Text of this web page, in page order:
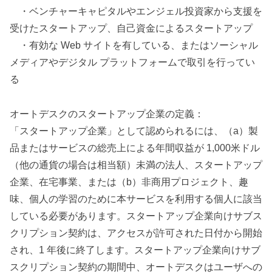
・ベンチャーキャピタルやエンジェル投資家から支援を
受けたスタートアップ、自己資金によるスタートアップ
・有効な Web サイトを有している、またはソーシャル
メディアやデジタル プラットフォームで取引を行ってい
る
オートデスクのスタートアップ企業の定義：
「スタートアップ企業」として認められるには、（a）製
品またはサービスの総売上による年間収益が 1,000米ドル
（他の通貨の場合は相当額）未満の法人、スタートアップ
企業、在宅事業、または（b）非商用プロジェクト、趣
味、個人の学習のために本サービスを利用する個人に該当
している必要があります。スタートアップ企業向けサブス
クリプション契約は、アクセスが許可された日付から開始
され、1 年後に終了します。スタートアップ企業向けサブ
スクリプション契約の期間中、オートデスクはユーザへの